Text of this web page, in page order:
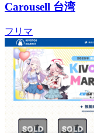
Carousell 台湾
フリマ